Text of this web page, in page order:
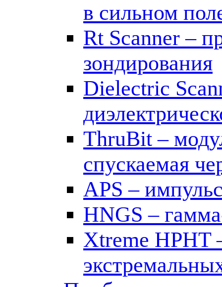
в сильном
Rt Scanner –
зондирования
Dielectric
ThruBit –
спускаемая
APS –
HNGS –
Xtreme HPHT